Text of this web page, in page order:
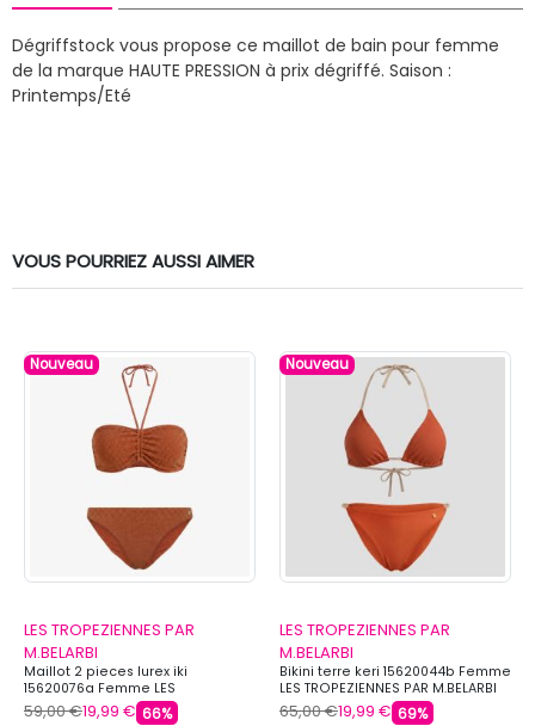
Dégriffstock vous propose ce maillot de bain pour femme
de la marque HAUTE PRESSION à prix dégriffé. Saison :
Printemps/Eté
VOUS POURRIEZ AUSSI AIMER
Nouveau
LES TROPEZIENNES PAR
M.BELARBI
Maillot 2 pieces lurex iki
15620076a Femme LES
TROPEZIENNES PAR M.BELARBI
59,00 €19,99 € 66%
Nouveau
LES TROPEZIENNES PAR
M.BELARBI
Bikini terre keri 15620044b Femme
LES TROPEZIENNES PAR M.BELARBI
65,00 €19,99 € 69%